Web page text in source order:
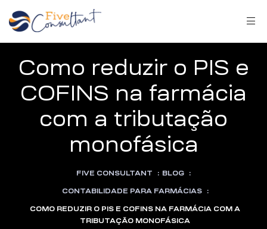
Como reduzir o PIS e
COFINS na farmácia
com a tributação
monofásica
FIVE CONSULTANT : BLOG :
CONTABILIDADE PARA FARMÁCIAS :
COMO REDUZIR O PIS E COFINS NA FARMÁCIA COM A
TRIBUTAÇÃO MONOFÁSICA